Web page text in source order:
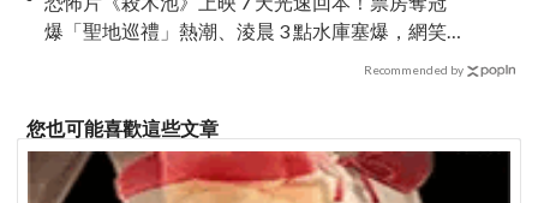
爆「聖地巡禮」熱潮、淩晨 3 點水庫塞爆，網笑
Recommended by
您也可能喜歡這些文章